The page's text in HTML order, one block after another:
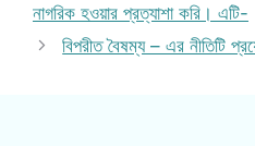
নাগরিক হওয়ার প্রত্যাশা করি। এটি-
বিপরীত বৈষম্য – এর নীতিটি